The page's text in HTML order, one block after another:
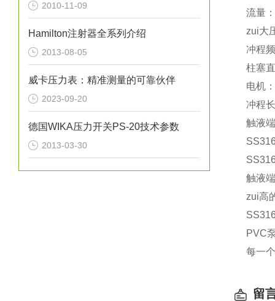
2010-11-09
Hamilton注射器全系列介绍
2013-08-05
威卡压力表：精准测量的可靠伙伴
2023-09-20
德国WIKA压力开关PS-20技术参数
2013-03-30
流量
zui大
冲程
柱塞
电机
冲程
触液端
触液
zui高
PVC
每一
留